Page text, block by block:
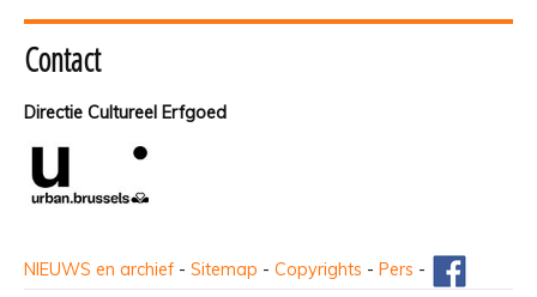
Contact
Directie Cultureel Erfgoed
NIEUWS en archief - Sitemap - Copyrights - Pers -